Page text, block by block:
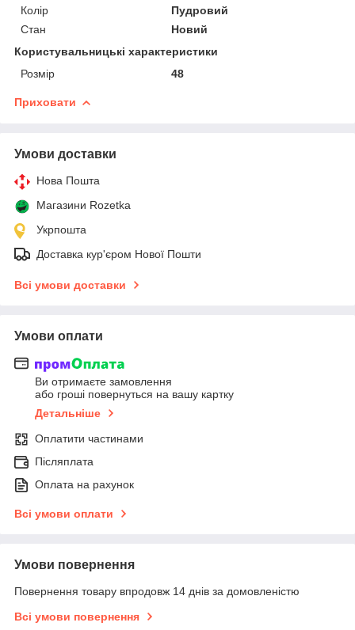
Колір
Пудровий
Стан
Новий
Користувальницькі характеристики
Розмір
48
Приховати
Умови доставки
Нова Пошта
Магазини Rozetka
Укрпошта
Доставка кур'єром Нової Пошти
Всі умови доставки
Умови оплати
Ви отримаєте замовлення
або гроші повернуться на вашу картку
Детальніше
Оплатити частинами
Післяплата
Оплата на рахунок
Всі умови оплати
Умови повернення
Повернення товару впродовж 14 днів за домовленістю
Всі умови повернення